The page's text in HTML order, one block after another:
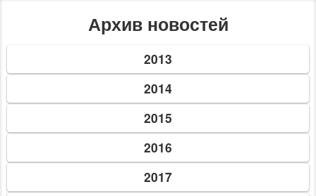
Архив новостей
2013
2014
2015
2016
2017